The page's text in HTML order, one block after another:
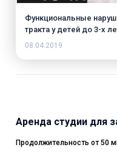
Функциональные
тракта у детей до 3-х
08.04.2019
Аренда студии для
Продолжительность от 50